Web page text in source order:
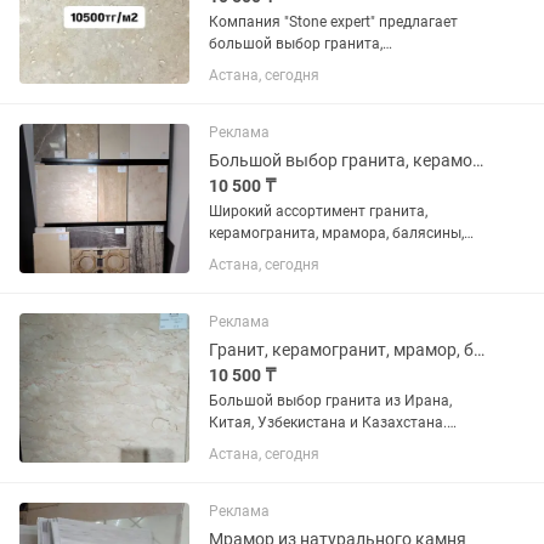
Компания "Stone expert" предлагает
большой выбор гранита,
керамогранита, травертина, мрамора.
Производство Иран, Кыргызстан,
Доставка по Казахстану. Скидки на
большие...
Астана, сегодня
Реклама
Большой выбор гранита, керамогранита, мрамора.
10 500 ₸
Широкий ассортимент гранита,
керамогранита, мрамора, балясины,
поребрик.
Астана, сегодня
Реклама
Гранит, керамогранит, мрамор, балясины, брусчатка, поребрик и многое другое
10 500 ₸
Большой выбор гранита из Ирана,
Китая, Узбекистана и Казахстана.
Отличное качество, долговечность,
Приходите и выбирайте!
Астана, сегодня
Реклама
Мрамор из натурального камня